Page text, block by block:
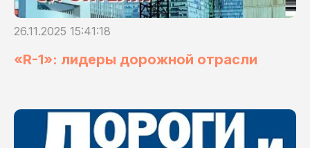
26.11.2025 15:41:18
«R-1»: лидеры дорожной отрасли